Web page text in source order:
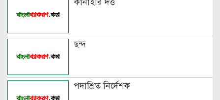
কানাহরি দত্ত
ছন্দ
পদাশ্রিত নির্দেশক